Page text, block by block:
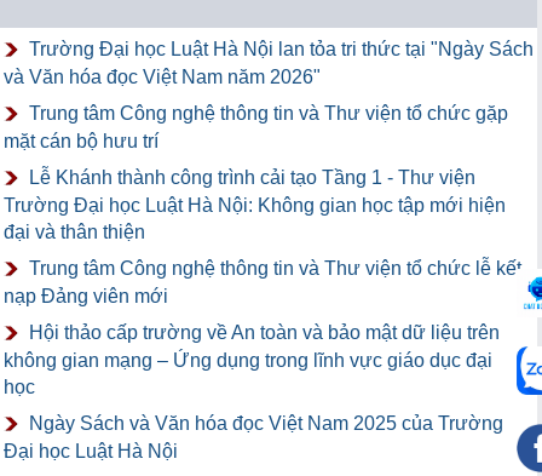
Trường Đại học Luật Hà Nội lan tỏa tri thức tại "Ngày Sách
và Văn hóa đọc Việt Nam năm 2026"
Trung tâm Công nghệ thông tin và Thư viện tổ chức gặp
mặt cán bộ hưu trí
Lễ Khánh thành công trình cải tạo Tầng 1 - Thư viện
Trường Đại học Luật Hà Nội: Không gian học tập mới hiện
đại và thân thiện
Trung tâm Công nghệ thông tin và Thư viện tổ chức lễ kết
nạp Đảng viên mới
Hội thảo cấp trường về An toàn và bảo mật dữ liệu trên
không gian mạng – Ứng dụng trong lĩnh vực giáo dục đại
học
Ngày Sách và Văn hóa đọc Việt Nam 2025 của Trường
Đại học Luật Hà Nội